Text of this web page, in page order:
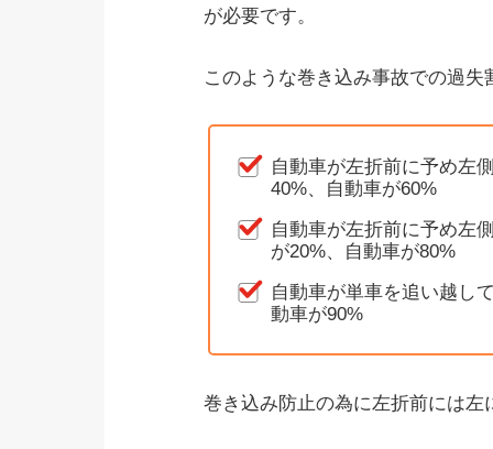
が必要です。
このような巻き込み事故での過
自動車が左折前に予め左
40%、自動車が60%
自動車が左折前に予め左
が20%、自動車が80%
自動車が単車を追い越し
動車が90%
巻き込み防止の為に左折前には